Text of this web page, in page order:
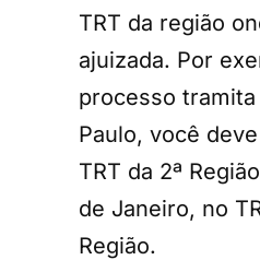
TRT da região
ajuizada. Por
processo tramita
Paulo, você
TRT da 2ª
de Janeiro, no
Região.